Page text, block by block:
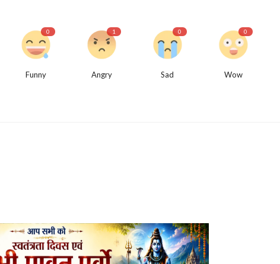
0
Funny
1
Angry
0
Sad
0
Wow